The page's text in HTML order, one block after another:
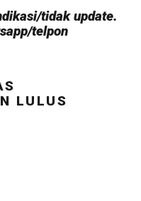
tidak update.
telpon
LULUS